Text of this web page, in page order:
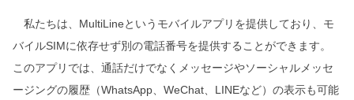
私たちは、MultiLineというモバイルアプリを提供しており、モ
バイルSIMに依存せず別の電話番号を提供することができます。
このアプリでは、通話だけでなくメッセージやソーシャルメッセ
ージングの履歴（WhatsApp、WeChat、LINEなど）の表示も可能